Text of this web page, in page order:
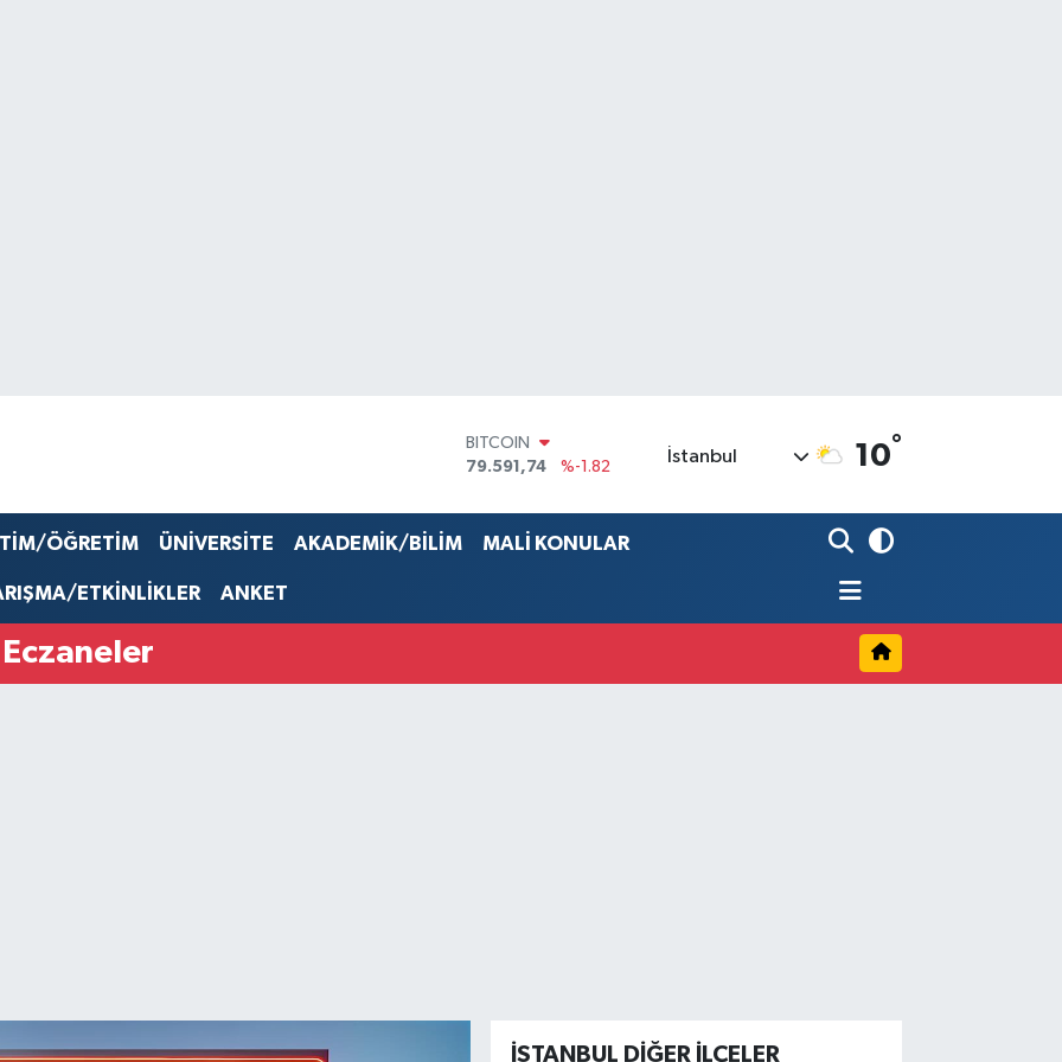
BITCOIN
79.591,74
%-1.82
45,43620
%0.02
EURO
İstanbul 10°
ÖĞRETİM ÜNİVERSİTE AKADEMİK/BİLİM MALİ KONULAR
ETKİNLİKLER ANKET
İSTANBUL DIĞER İLÇELER